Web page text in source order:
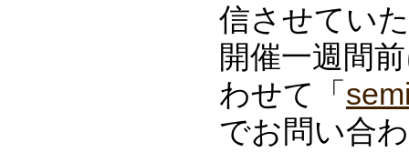
信させてい
開催一週間
わせて「
でお問い合